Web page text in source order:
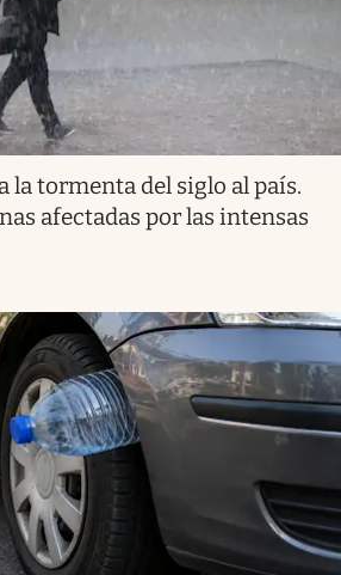
la tormenta del siglo al país.
afectadas por las intensas